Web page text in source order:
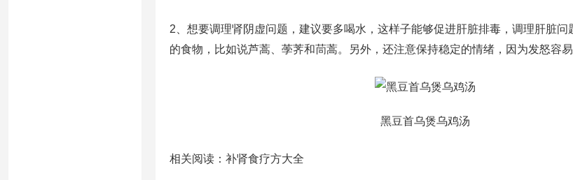
2、想要调理肾阴虚问题，建议要多喝水，这样子能够促进肝脏排毒，调理肝脏问
的食物，比如说芦蒿、荸荠和茼蒿。另外，还注意保持稳定的情绪，因为发怒容易
黑豆首乌煲乌鸡汤
相关阅读：补肾食疗方大全